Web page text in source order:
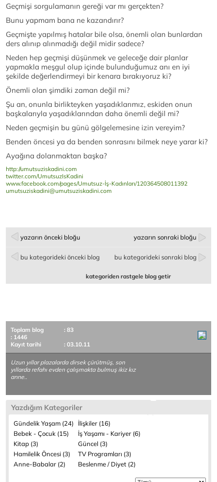
Geçmişi sorgulamanın gereği var mı gerçekten?
Bunu yapmam bana ne kazandırır?
Geçmişte yapılmış hatalar bile olsa, önemli olan bunlardan
ders alınıp alınmadığı değil midir sadece?
Neden hep geçmişi düşünmek ve geleceğe dair planlar
yapmakla meşgul olup içinde bulunduğumuz anı en iyi
şekilde değerlendirmeyi bir kenara bırakıyoruz ki?
Önemli olan şimdiki zaman değil mi?
Şu an, onunla birlikteyken yaşadıklarımız, eskiden onun
başkalarıyla yaşadıklarından daha önemli değil mi?
Neden geçmişin bu günü gölgelemesine izin vereyim?
Benden öncesi ya da benden sonrasını bilmek neye yarar ki?
Ayağına dolanmaktan başka?
http://umutsuziskadini.com
twitter.com/UmutsuzIsKadini
www.facebook.com/pages/Umutsuz-İş-Kadınları/120364508011392
umutsuziskadini@umutsuziskadini.com
yazarın önceki bloğu yazarın sonraki bloğu
bu kategorideki önceki blog bu kategorideki sonraki blog
kategoriden rastgele blog getir
Toplam blog
: 83
: 1446
Kayıt tarihi
: 03.10.11
Uzun yıllar plazalarda dirsek çürütmüş, son
yıllarda refahı evden çalışmakta bulmuş ikiz kız
anne..
Yazdığım Kategoriler
Gündelik Yaşam (24)
İlişkiler (16)
Bebek - Çocuk (15)
İş Yaşamı - Kariyer (6)
Kitap (3)
Güncel (3)
Hamilelik Öncesi (3)
TV Programları (3)
Anne-Babalar (2)
Beslenme / Diyet (2)